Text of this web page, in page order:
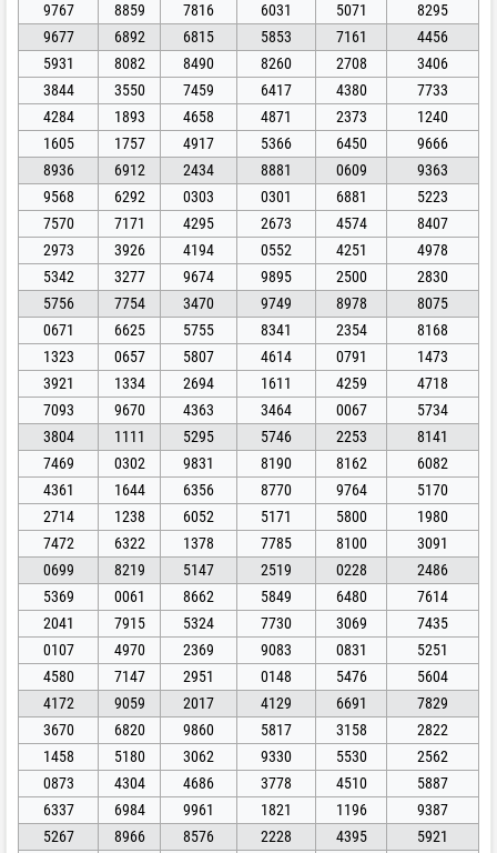
9767
8859 7816 6031 5071
8295
9677
6892 6815 5853 7161
4456
5931
8082 8490 8260 2708
3406
3844
3550 7459 6417 4380
7733
4284
1893 4658 4871 2373
1240
1605
1757 4917 5366 6450
9666
8936
6912 2434 8881 0609
9363
9568
6292 0303 0301 6881
5223
7570
7171 4295 2673 4574
8407
2973
3926 4194 0552 4251
4978
5342
3277 9674 9895 2500
2830
5756
7754 3470 9749 8978
8075
0671
6625 5755 8341 2354
8168
1323
0657 5807 4614 0791
1473
3921
1334 2694 1611 4259
4718
7093
9670 4363 3464 0067
5734
3804
1111 5295 5746 2253
8141
7469
0302 9831 8190 8162
6082
4361
1644 6356 8770 9764
5170
2714
1238 6052 5171 5800
1980
7472
6322 1378 7785 8100
3091
0699
8219 5147 2519 0228
2486
5369
0061 8662 5849 6480
7614
2041
7915 5324 7730 3069
7435
0107
4970 2369 9083 0831
5251
4580
7147 2951 0148 5476
5604
4172
9059 2017 4129 6691
7829
3670
6820 9860 5817 3158
2822
1458
5180 3062 9330 5530
2562
0873
4304 4686 3778 4510
5887
6337
6984 9961 1821 1196
9387
5267
8966 8576 2228 4395
5921